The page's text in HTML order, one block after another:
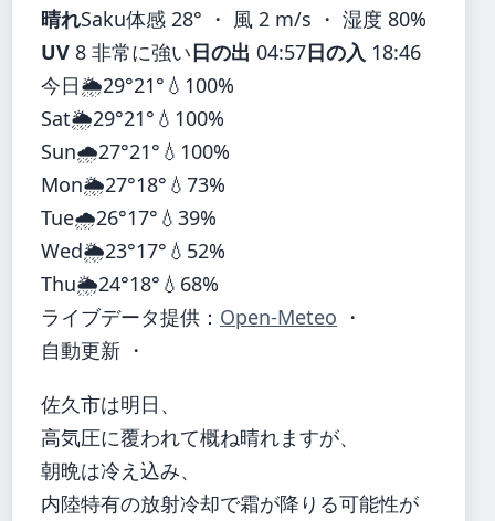
晴れSaku体感 28° ・ 風 2 m/s ・ 湿度 80%
UV 8 非常に強い日の出 04:57日の入 18:46
今日🌦️29°21° 💧100%
Sat🌦️29°21° 💧100%
Sun🌧️27°21° 💧100%
Mon🌦️27°18° 💧73%
Tue🌧️26°17° 💧39%
Wed🌦️23°17° 💧52%
Thu🌦️24°18° 💧68%
ライブデータ提供： Open-Meteo ・
自動更新 ・
佐久市は明日、
高気圧に覆われて概ね晴れますが、
朝晩は冷え込み、
内陸特有の放射冷却で霜が降りる可能性が